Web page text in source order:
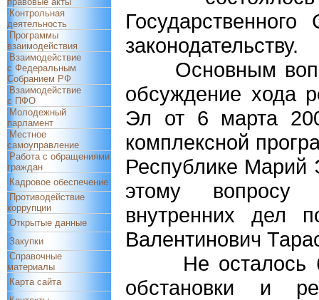
Контрольная
деятельность
Программы
взаимодействия
Взаимодействие
с Федеральным
Собранием РФ
Взаимодействие
с ПФО
Молодежный
парламент
Местное
самоуправление
Работа с обращениями
граждан
Кадровое обеспечение
Противодействие
коррупции
Открытые данные
Закупки
Справочные
материалы
Карта сайта
законодательству.
Основным
обсуждение хода
Эл от 6 марта
комплексной
Республике Марий
этому вопросу
внутренних дел
Валентинович
Не осталось
обстановки и